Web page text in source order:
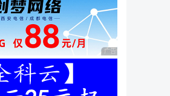
广告 商业广告，理性